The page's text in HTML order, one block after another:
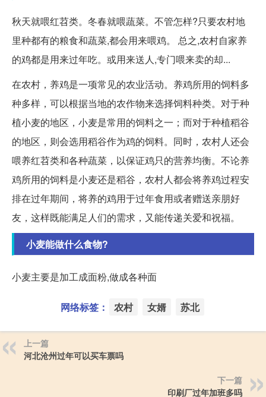
秋天就喂红苕类。冬春就喂蔬菜。不管怎样?只要农村地
里种都有的粮食和蔬菜,都会用来喂鸡。 总之,农村自家养
的鸡都是用来过年吃。或用来送人,专门喂来卖的却...
在农村，养鸡是一项常见的农业活动。养鸡所用的饲料多
种多样，可以根据当地的农作物来选择饲料种类。对于种
植小麦的地区，小麦是常用的饲料之一；而对于种植稻谷
的地区，则会选用稻谷作为鸡的饲料。同时，农村人还会
喂养红苕类和各种蔬菜，以保证鸡只的营养均衡。不论养
鸡所用的饲料是小麦还是稻谷，农村人都会将养鸡过程安
排在过年期间，将养的鸡用于过年食用或者赠送亲朋好
友，这样既能满足人们的需求，又能传递关爱和祝福。
小麦能做什么食物?
小麦主要是加工成面粉,做成各种面
网络标签： 农村 女婿 苏北
上一篇
河北沧州过年可以买车票吗
下一篇
印刷厂过年加班多吗